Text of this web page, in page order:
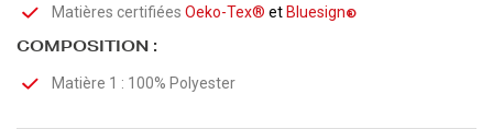
Matières certifiées Oeko-Tex® et Bluesign®
COMPOSITION :
Matière 1 : 100% Polyester